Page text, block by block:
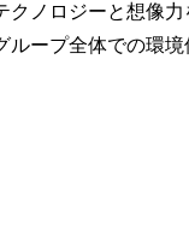
ンバックアップ
ノロジーと想像
ープ全体での環境